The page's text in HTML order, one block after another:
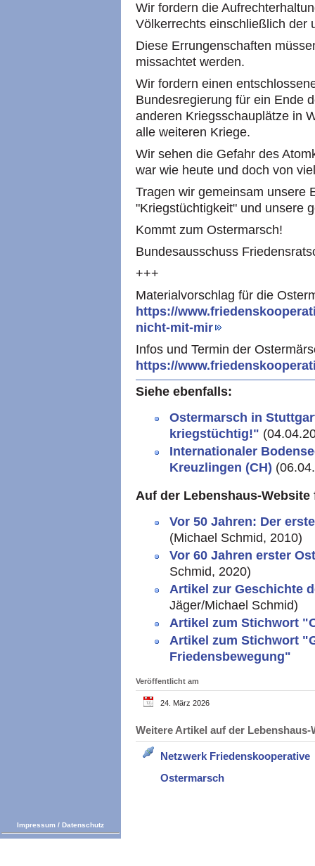
Wir fordern die
Völkerrechts einschließlich der
Diese Errungenschaften
missachtet werden.
Wir fordern einen
Bundesregierung für ein Ende
anderen Kriegsschauplätze in
alle weiteren Kriege.
Wir sehen die Gefahr des
war wie heute und doch von
Tragen wir gemeinsam unsere
"Kriegstüchtigkeit" und unsere
Kommt zum Ostermarsch!
Bundesausschuss
+++
Materialvorschlag für die
https://
nicht-mit-mir
Infos und Termin der
https://
Siehe ebenfalls:
Ostermarsch in
kriegstüchtig!"
Internationaler
Kreuzlingen (CH)
Auf der Lebenshaus-
Vor 50 Jahren: Der
(Michael Schmid, 2010)
Vor 60 Jahren erster
Schmid, 2020)
Artikel zur Geschichte
Jäger/Michael Schmid)
Artikel zum Stichwort
Artikel zum Stichwort
Friedensbewegung"
Veröffentlicht am
24. März 2026
Weitere Artikel auf der
Netzwerk Friedenskooperative
Ostermarsch
Impressum / Datenschutz